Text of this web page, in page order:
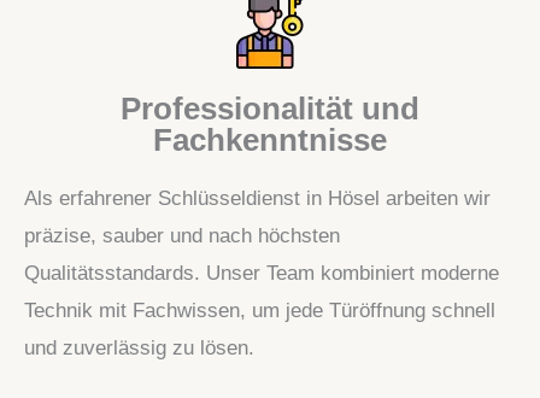
Professionalität und
Fachkenntnisse
Als erfahrener Schlüsseldienst in Hösel arbeiten wir
präzise, sauber und nach höchsten
Qualitätsstandards. Unser Team kombiniert moderne
Technik mit Fachwissen, um jede Türöffnung schnell
und zuverlässig zu lösen.